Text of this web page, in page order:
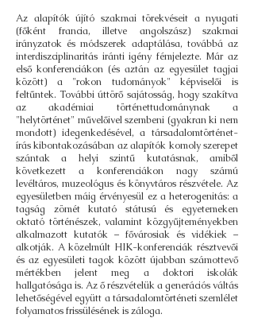
Az alapítók újító szakmai törekvéseit a nyugati
(főként francia, illetve angolszász) szakmai
irányzatok és módszerek adaptálása, továbbá az
interdiszciplinaritás iránti igény fémjelezte. Már az
első konferenciákon (és aztán az egyesület tagjai
között) a "rokon tudományok" képviselői is
feltűntek. További úttörő sajátosság, hogy szakítva
az akadémiai történettudománynak a
"helytörténet" művelőivel szembeni (gyakran ki nem
mondott) idegenkedésével, a társadalomtörténet-
írás kibontakozásában az alapítók komoly szerepet
szántak a helyi szintű kutatásnak, amiből
következett a konferenciákon nagy számú
levéltáros, muzeológus és könyvtáros részvétele. Az
egyesületben máig érvényesül ez a heterogenitás: a
tagság zömét kutató státusú és egyetemeken
oktató történészek, valamint közgyűjteményekben
alkalmazott kutatók – fővárosiak és vidékiek –
alkotják. A közelmúlt HIK-konferenciák résztvevői
és az egyesületi tagok között újabban számottevő
mértékben jelent meg a doktori iskolák
hallgatósága is. Az ő részvételük a generációs váltás
lehetőségével együtt a társadalomtörténeti szemlélet
folyamatos frissülésének is záloga.